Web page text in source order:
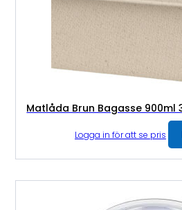
Matlåda Brun Bagasse 900ml
Logga in för att se pris